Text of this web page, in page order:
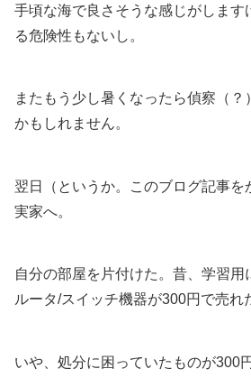
手頃な海で良さそうな感じがします
る危険性もないし。
またもう少し暑くなったら偵察（？
かもしれません。
翌日（というか。このブログ記事を
実家へ。
自分の部屋を片付けた。昔、学習用
ルータ/スイッチ機器が300円で売れ
いや、処分に困っていたものが300